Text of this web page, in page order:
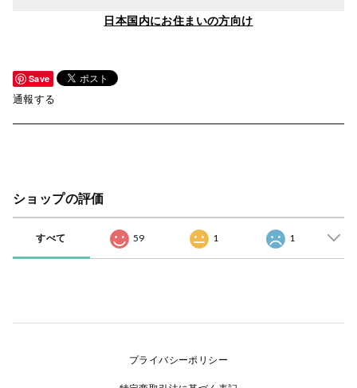
日本国内にお住まいの方向け
Save
通報する
ショップの評価
すべて 59 1 1
プライバシーポリシー